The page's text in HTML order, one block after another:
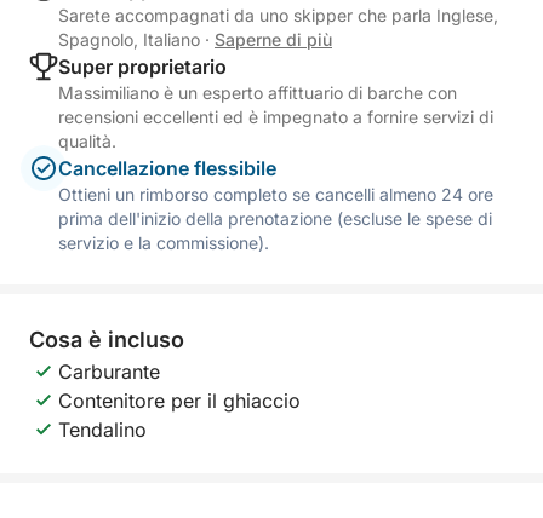
Sarete accompagnati da uno skipper che parla Inglese,
Spagnolo, Italiano · Saperne di più
Super proprietario
Massimiliano è un esperto affittuario di barche con
recensioni eccellenti ed è impegnato a fornire servizi di
qualità.
Cancellazione flessibile
Ottieni un rimborso completo se cancelli almeno 24 ore
prima dell'inizio della prenotazione (escluse le spese di
servizio e la commissione).
Cosa è incluso
Carburante
Contenitore per il ghiaccio
Tendalino